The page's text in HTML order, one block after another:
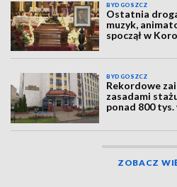
BYDGOSZCZ
Ostatnia
muzyk,
spoczął w
BYDGOSZCZ
Rekordowe
zasadami
ponad 800
ZOBACZ